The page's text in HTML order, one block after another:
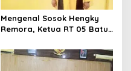
Mengenal Sosok Hengky
Remora, Ketua RT 05 Batu
dan Dekat dengan Warga